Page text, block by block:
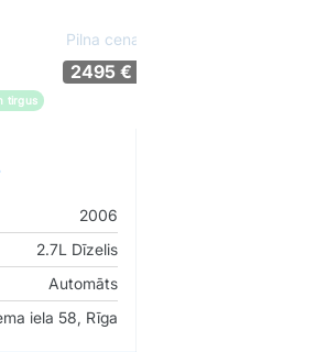
Pilna cena
2495 €
tirgus
2006
2.7L Dīzelis
Automāts
iela 58, Rīga